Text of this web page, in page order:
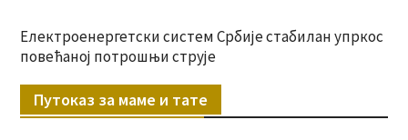
Електроенергетски систем Србије стабилан упркос
повећаној потрошњи струје
Путоказ за маме и тате